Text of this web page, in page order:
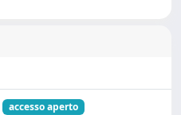
accesso aperto